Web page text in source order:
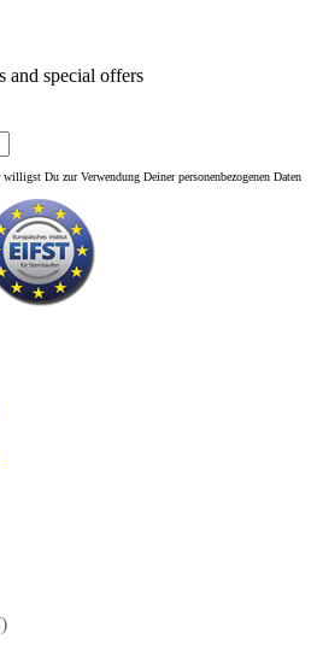
and special offers
Du zur Verwendung Deiner personenbezogenen Daten